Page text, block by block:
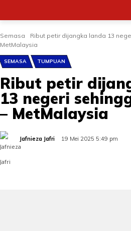
Semasa
Ribut petir dijangka landa 13
MetMalaysia
SEMASA TUMPUAN
Ribut petir
13 negeri
– MetMalaysia
Jafnieza Jafri 19 Mei 2025 5:49 pm